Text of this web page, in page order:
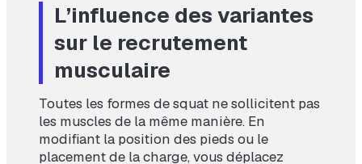
L’influence des variantes
sur le recrutement
musculaire
Toutes les formes de squat ne sollicitent pas
les muscles de la même manière. En
modifiant la position des pieds ou le
placement de la charge, vous déplacez